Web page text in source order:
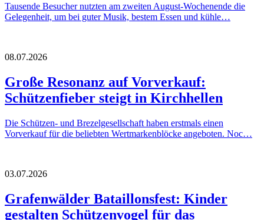
Tausende Besucher nutzten am zweiten August-Wochenende die
Gelegenheit, um bei guter Musik, bestem Essen und kühle…
08.07.2026
Große Resonanz auf Vorverkauf:
Schützenfieber steigt in Kirchhellen
Die Schützen- und Brezelgesellschaft haben erstmals einen
Vorverkauf für die beliebten Wertmarkenblöcke angeboten. Noc…
03.07.2026
Grafenwälder Bataillonsfest: Kinder
gestalten Schützenvogel für das